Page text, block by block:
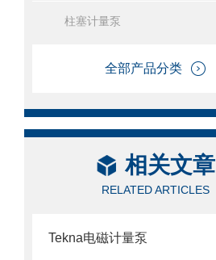
柱塞计量泵
全部产品分类
相关文章
RELATED ARTICLES
Tekna电磁计量泵